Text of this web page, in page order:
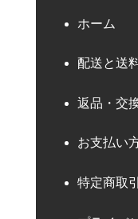
ホーム
配送と送
返品・交
お支払い
特定商取